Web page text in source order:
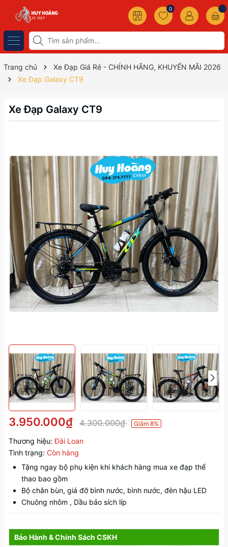
0
Trang chủ
Xe Đạp Giá Rẻ - CHÍNH HÃNG, KHUYẾN MÃI 2026
Xe Đạp Galaxy CT9
Xe Đạp Galaxy CT9
3.950.000₫ 4.300.000₫ Giảm 8%
Thương hiệu: Đài Loan
Tình trạng: Còn hàng
Tặng ngay bộ phụ kiện khi khách hàng mua xe đạp thể
thao bao gồm
Bộ chắn bùn, giá đỡ bình nước, bình nước, đèn hậu LED
Chuông nhôm , Dầu bảo sích líp
Bảo Hành & Chính Sách CSKH